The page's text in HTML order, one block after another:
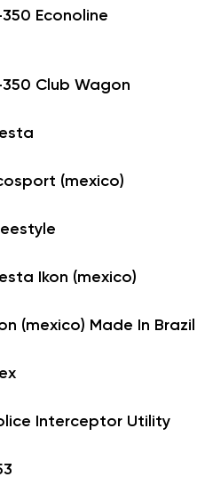
350 Econoline
350 Club Wagon
(mexico)
Ikon (mexico)
(mexico) Made In Brazil
Interceptor Utility